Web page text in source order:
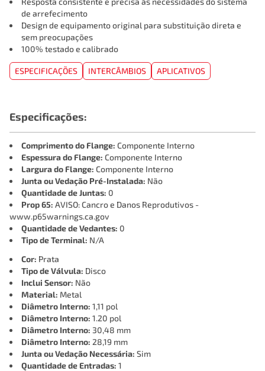
de arrefecimento
Design de equipamento original para substituição direta e
sem preocupações
100% testado e calibrado
ESPECIFICAÇÕES INTERCÂMBIOS APLICATIVOS
Especificações:
Comprimento do Flange: Componente Interno
Espessura do Flange: Componente Interno
Largura do Flange: Componente Interno
Junta ou Vedação Pré-Instalada: Não
Quantidade de Juntas: 0
Prop 65: AVISO: Cancro e Danos Reprodutivos -
www.p65warnings.ca.gov
Quantidade de Vedantes: 0
Tipo de Terminal: N/A
Cor: Prata
Tipo de Válvula: Disco
Inclui Sensor: Não
Material: Metal
Diâmetro Interno: 1,11 pol
Diâmetro Interno: 1.20 pol
Diâmetro Interno: 30,48 mm
Diâmetro Interno: 28,19 mm
Junta ou Vedação Necessária: Sim
Quantidade de Entradas: 1